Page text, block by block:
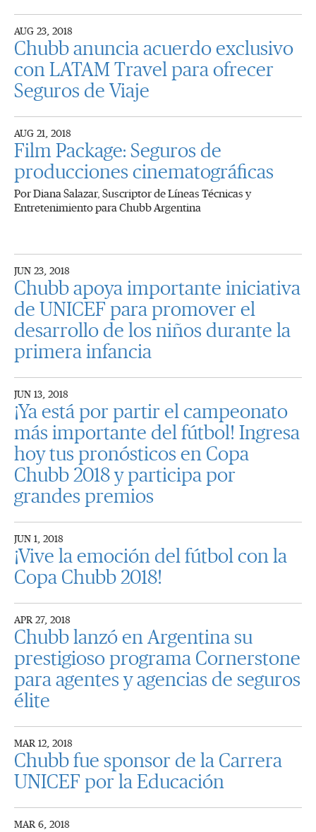
AUG 23, 2018
Chubb anuncia acuerdo exclusivo
con LATAM Travel para ofrecer
Seguros de Viaje
AUG 21, 2018
Film Package: Seguros de
producciones cinematográficas
Por Diana Salazar, Suscriptor de Líneas Técnicas y
Entretenimiento para Chubb Argentina
JUN 23, 2018
Chubb apoya importante iniciativa
de UNICEF para promover el
desarrollo de los niños durante la
primera infancia
JUN 13, 2018
¡Ya está por partir el campeonato
más importante del fútbol! Ingresa
hoy tus pronósticos en Copa
Chubb 2018 y participa por
grandes premios
JUN 1, 2018
¡Vive la emoción del fútbol con la
Copa Chubb 2018!
APR 27, 2018
Chubb lanzó en Argentina su
prestigioso programa Cornerstone
para agentes y agencias de seguros
élite
MAR 12, 2018
Chubb fue sponsor de la Carrera
UNICEF por la Educación
MAR 6, 2018